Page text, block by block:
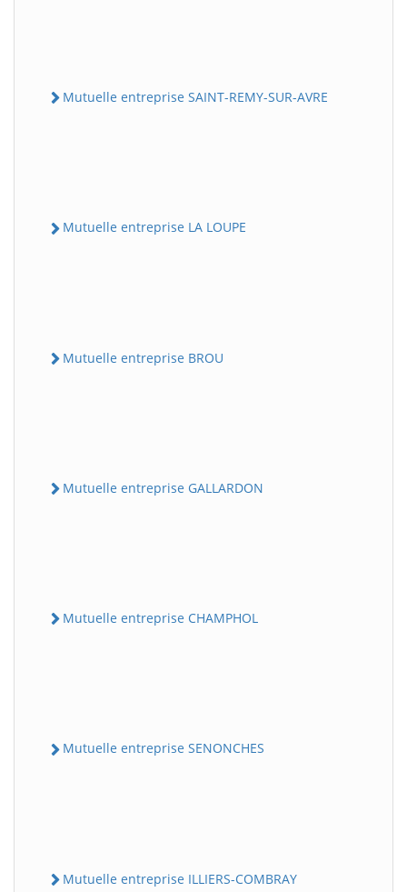
Mutuelle entreprise SAINT-REMY-SUR-AVRE
Mutuelle entreprise LA LOUPE
Mutuelle entreprise BROU
Mutuelle entreprise GALLARDON
Mutuelle entreprise CHAMPHOL
Mutuelle entreprise SENONCHES
Mutuelle entreprise ILLIERS-COMBRAY